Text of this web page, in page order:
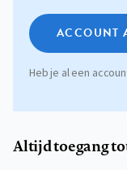
ACCOUNT
Heb je al een
Altijd toegang